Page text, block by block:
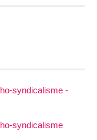
syndicalisme -
syndicalisme